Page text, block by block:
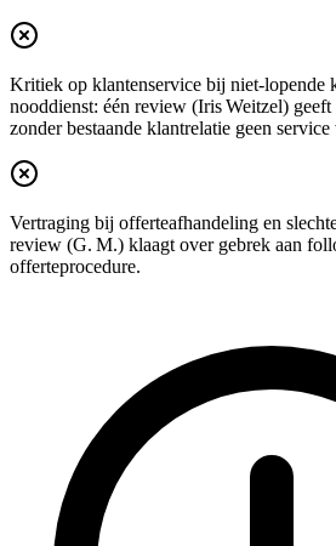
Kritiek op klantenservice bij niet-lopende
nooddienst: één review (Iris Weitzel)
zonder bestaande klantrelatie geen
Vertraging bij offerteafhandeling en
review (G. M.) klaagt over gebrek aan
offerteprocedure.